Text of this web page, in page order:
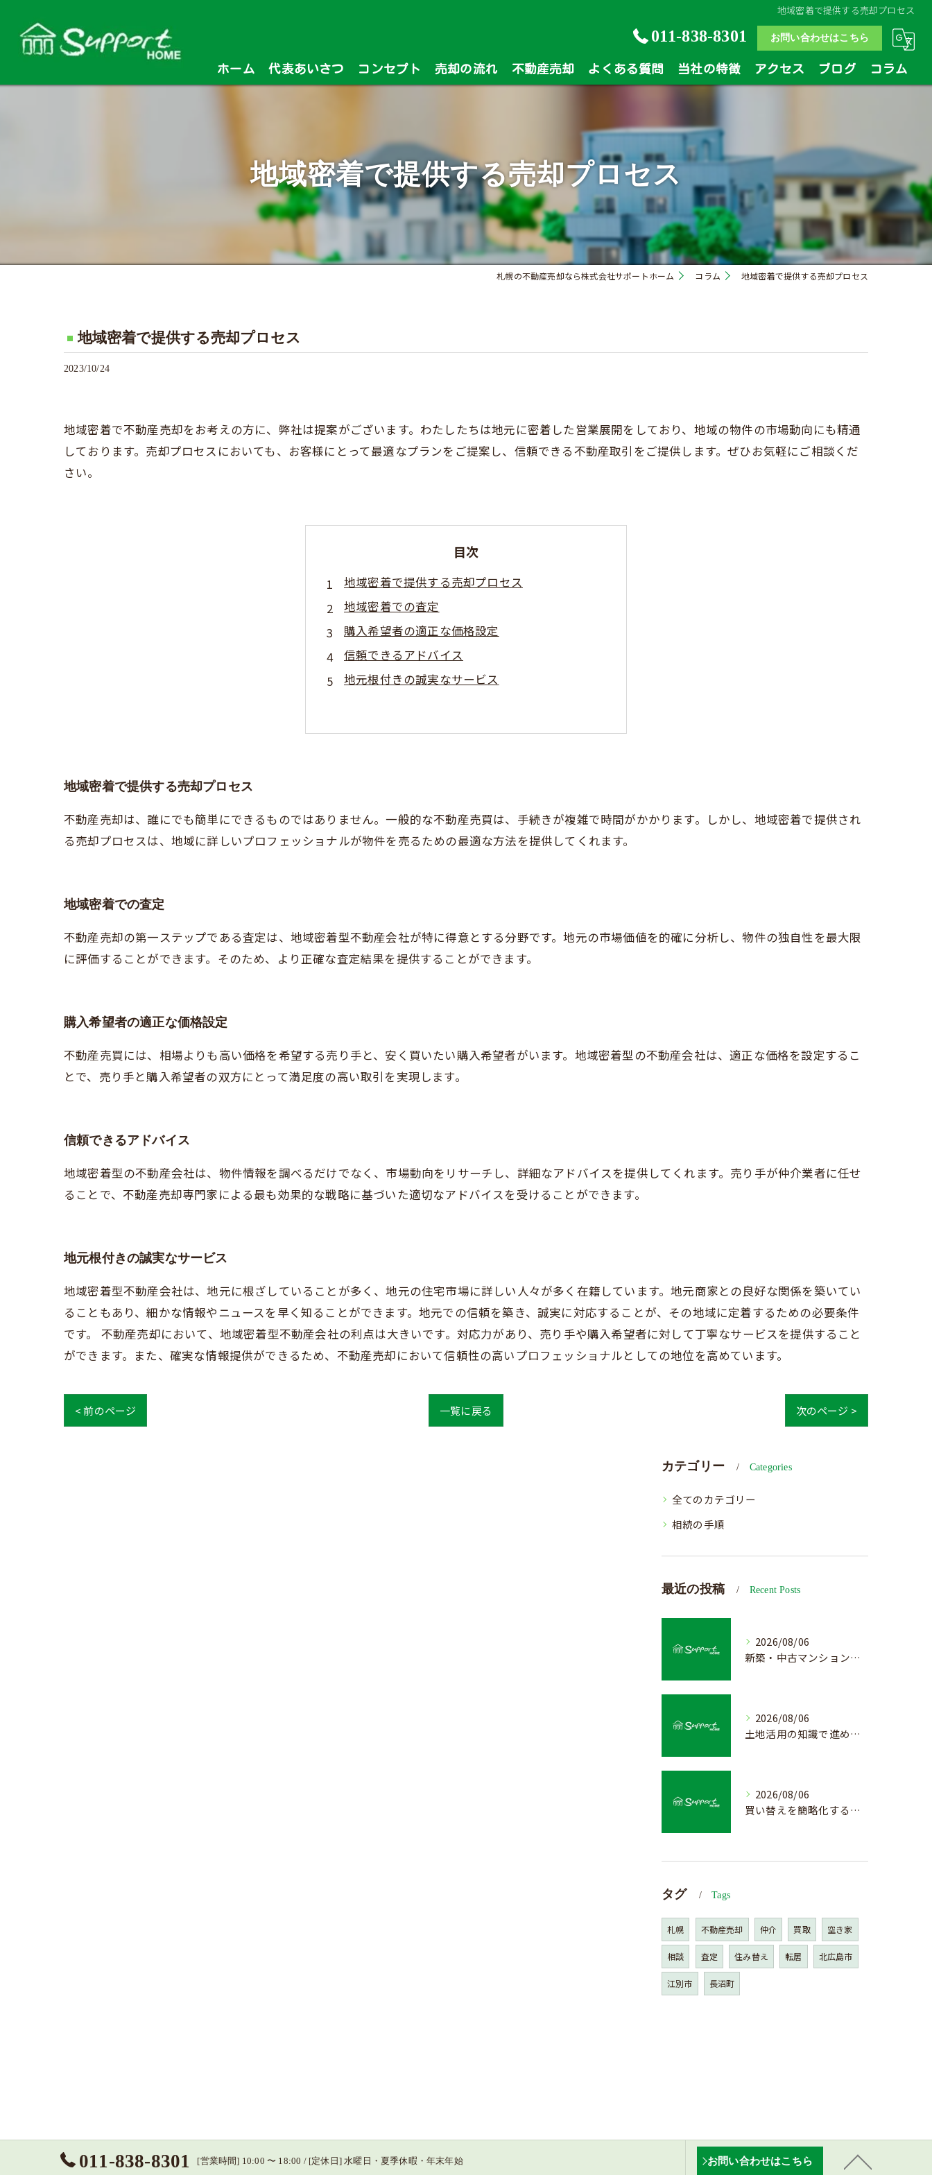
地域密着で提供する売却プロセス
011-838-8301 お問い合わせはこちら
ホーム 代表あいさつ コンセプト 売却の流れ 不動産売却 よくある質問 当社の特徴
戸建
マンション
相続
買い替え
アクセス ブログ コラム
地域密着で提供する売却プロセス
札幌の不動産売却なら株式会社サポートホーム コラム 地域密着で提供する売却プロセス
地域密着で提供する売却プロセス
2023/10/24
地域密着で不動産売却をお考えの方に、弊社は提案がございます。わたしたちは地元に密着した営業展開をしており、地域の物件の市場動向にも精通
しております。売却プロセスにおいても、お客様にとって最適なプランをご提案し、信頼できる不動産取引をご提供します。ぜひお気軽にご相談くだ
さい。
目次
地域密着で提供する売却プロセス
地域密着での査定
購入希望者の適正な価格設定
信頼できるアドバイス
地元根付きの誠実なサービス
地域密着で提供する売却プロセス
不動産売却は、誰にでも簡単にできるものではありません。一般的な不動産売買は、手続きが複雑で時間がかかります。しかし、地域密着で提供され
る売却プロセスは、地域に詳しいプロフェッショナルが物件を売るための最適な方法を提供してくれます。
地域密着での査定
不動産売却の第一ステップである査定は、地域密着型不動産会社が特に得意とする分野です。地元の市場価値を的確に分析し、物件の独自性を最大限
に評価することができます。そのため、より正確な査定結果を提供することができます。
購入希望者の適正な価格設定
不動産売買には、相場よりも高い価格を希望する売り手と、安く買いたい購入希望者がいます。地域密着型の不動産会社は、適正な価格を設定するこ
とで、売り手と購入希望者の双方にとって満足度の高い取引を実現します。
信頼できるアドバイス
地域密着型の不動産会社は、物件情報を調べるだけでなく、市場動向をリサーチし、詳細なアドバイスを提供してくれます。売り手が仲介業者に任せ
ることで、不動産売却専門家による最も効果的な戦略に基づいた適切なアドバイスを受けることができます。
地元根付きの誠実なサービス
地域密着型不動産会社は、地元に根ざしていることが多く、地元の住宅市場に詳しい人々が多く在籍しています。地元商家との良好な関係を築いてい
ることもあり、細かな情報やニュースを早く知ることができます。地元での信頼を築き、誠実に対応することが、その地域に定着するための必要条件
です。 不動産売却において、地域密着型不動産会社の利点は大きいです。対応力があり、売り手や購入希望者に対して丁寧なサービスを提供すること
ができます。また、確実な情報提供ができるため、不動産売却において信頼性の高いプロフェッショナルとしての地位を高めています。
< 前のページ 一覧に戻る 次のページ >
カテゴリー Categories
全てのカテゴリー
相続の手順
最近の投稿 Recent Posts
2026/08/06
新築・中古マンション売却の価値を見極める査定方法
2026/08/06
土地活用の知識で進める不動産売却成功法
2026/08/06
買い替えを簡略化する不動産売却の流れ解説
タグ Tags
札幌 不動産売却 仲介 買取 空き家
相談 査定 住み替え 転居 北広島市
江別市 長沼町
011-838-8301 [営業時間] 10:00 〜 18:00 / [定休日] 水曜日・夏季休暇・年末年始 お問い合わせはこちら